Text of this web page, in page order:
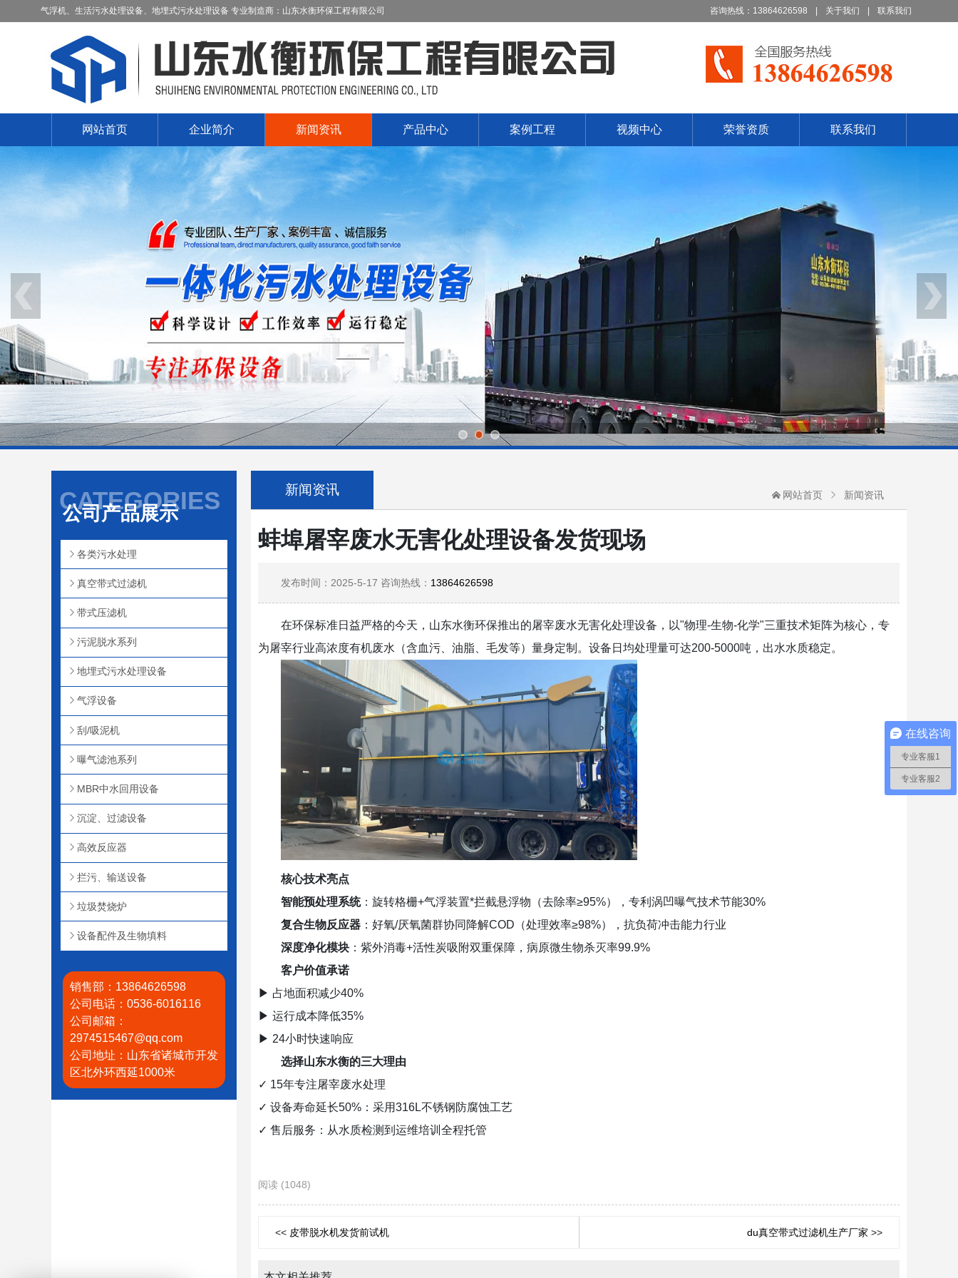
气浮机、生活污水处理设备、地埋式污水处理设备 专业制造商：山东水衡环保工程有限公司 咨询热线：13864626598 关于我们 联系我们
网站首页 企业简介 新闻资讯 产品中心 案例工程 视频中心 荣誉资质 联系我们
新闻资讯 网站首页 新闻资讯
蚌埠屠宰废水无害化处理设备发货现场
发布时间：2025-5-17 咨询热线： 13864626598
在环保标准日益严格的今天，山东水衡环保推出的屠宰废水无害化处理设备，以"物理-生物-化学"三重技术矩阵为核心，专
为屠宰行业高浓度有机废水（含血污、油脂、毛发等）量身定制。设备日均处理量可达200-5000吨，出水水质稳定。
核心技术亮点
智能预处理系统：旋转格栅+气浮装置*拦截悬浮物（去除率≥95%），专利涡凹曝气技术节能30%
复合生物反应器 ：好氧/厌氧菌群协同降解COD（处理效率≥98%），抗负荷冲击能力行业
深度净化模块 ：紫外消毒+活性炭吸附双重保障，病原微生物杀灭率99.9%
客户价值承诺
▶ 占地面积减少40%
▶ 运行成本降低35%
▶ 24小时快速响应
选择山东水衡的三大理由
✓ 15年专注屠宰废水处理
✓ 设备寿命延长50%：采用316L不锈钢防腐蚀工艺
✓ 售后服务：从水质检测到运维培训全程托管
阅读 (1048)
皮带脱水机发货前试机 du真空带式过滤机生产厂家
公司产品展示
CATEGORIES
各类污水处理
真空带式过滤机
带式压滤机
污泥脱水系列
地埋式污水处理设备
气浮设备
刮/吸泥机
曝气滤池系列
MBR中水回用设备
沉淀、过滤设备
高效反应器
拦污、输送设备
垃圾焚烧炉
设备配件及生物填料
销售部：13864626598
公司电话：0536-6016116
公司邮箱：
2974515467@qq.com
公司地址：山东省诸城市开发
区北外环西延1000米
在线咨询
专业客服1
专业客服2